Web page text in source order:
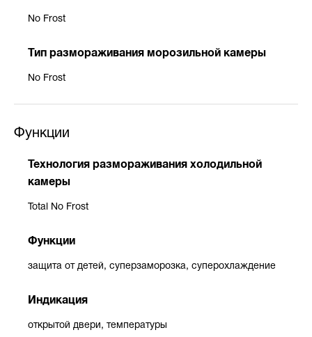
No Frost
Тип размораживания морозильной камеры
No Frost
Функции
Технология размораживания холодильной
камеры
Total No Frost
Функции
защита от детей, суперзаморозка, суперохлаждение
Индикация
открытой двери, температуры